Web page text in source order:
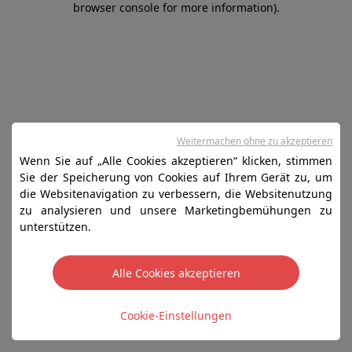
browser console for more information).
Wenn Sie auf „Alle Cookies akzeptieren“ klicken, stimmen
Sie der Speicherung von Cookies auf Ihrem Gerät zu, um
die Websitenavigation zu verbessern, die Websitenutzung
zu analysieren und unsere Marketingbemühungen zu
unterstützen.
Alle Cookies akzeptieren
Cookie-Einstellungen
Weitermachen ohne zu akzeptieren